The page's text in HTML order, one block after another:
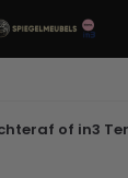
of in3